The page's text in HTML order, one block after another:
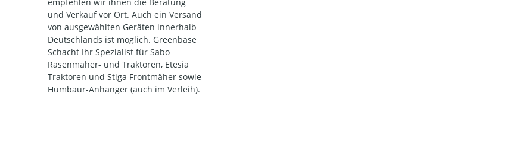
und Verkauf vor Ort. Auch ein Versand
von ausgewählten Geräten innerhalb
Deutschlands ist möglich. Greenbase
Schacht Ihr Spezialist für Sabo
Rasenmäher- und Traktoren, Etesia
Traktoren und Stiga Frontmäher sowie
Humbaur-Anhänger (auch im Verleih).